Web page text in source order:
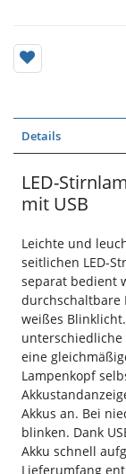
Details
LED-
mit USB
Leichte und
seitlichen LED-
separat bedient
durchschaltbare
weißes
unterschiedliche
eine
Lampenkopf
Akku
Akkus an. Bei
blinken. Dank
Akku schnell
Lieferumfang